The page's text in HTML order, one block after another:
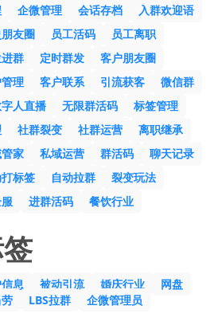
企微管理 会话存档
入群欢迎语
友圈 员工活码
员工离职
群 定时群发
客户朋友圈
理 客户联系 引流获客
微信群
人直播 无限群活码
标签管理
社群裂变 社群运营
离职继承
家 私域运营 群活码
聊天记录
标签 自动拉群
裂变玩法
进群活码 餐饮行业
息 被动引流 婚庆行业
网盘
LBS拉群
企微管理员